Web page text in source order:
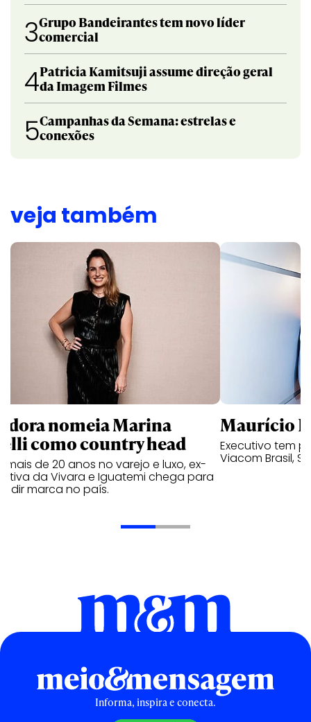
3Grupo Bandeirantes tem novo líder
comercial
4Patricia Kamitsuji assume direção geral
da Imagem Filmes
5Campanhas da Semana: estrelas e
conexões
veja também
nomeia Marina
como country head
mais de 20 anos no varejo e luxo, ex-
da Vivara e Iguatemi chega para
marca no país.
Maurício
Executivo tem
Viacom Brasil,
Informa, inspira e conecta.